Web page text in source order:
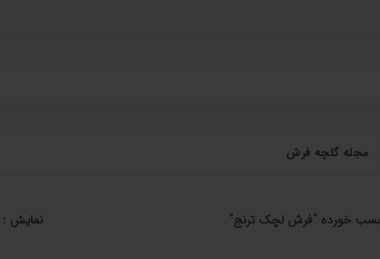
مجله گلچه فرش
خورده “فرش لچک ترنج” نمایش